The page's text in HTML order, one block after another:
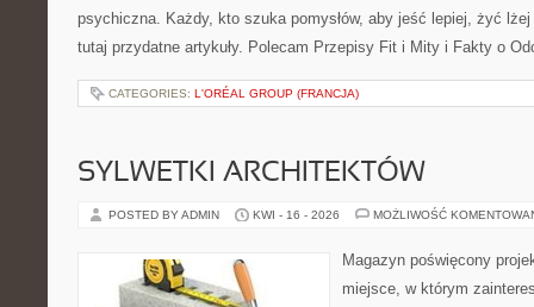
psychiczna. Każdy, kto szuka pomysłów, aby jeść lepiej, żyć
tutaj przydatne artykuły. Polecam Przepisy Fit i Mity i Fakty o
CATEGORIES: L'ORÉAL GROUP (FRANCJA)
SYLWETKI ARCHITEKTÓW
POSTED BY ADMIN KWI - 16 - 2026 MOŻLIWOŚĆ
Magazyn poświęcony
miejsce, w którym